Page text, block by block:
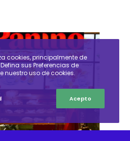
cookies, principalmente de
sus Preferencias de
nuestro uso de cookies.
Acepto